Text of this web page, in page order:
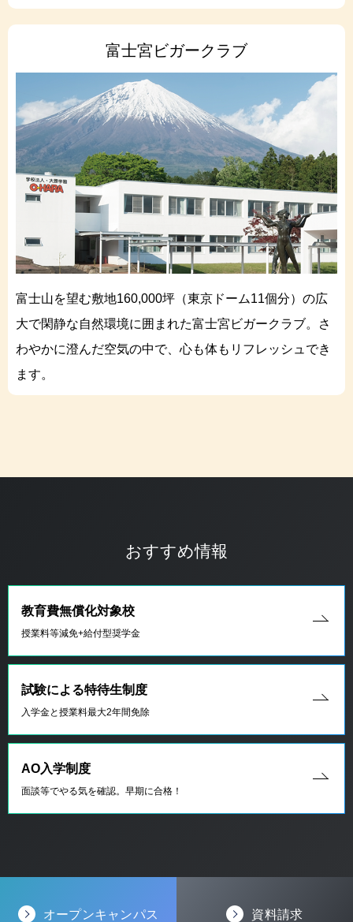
富士宮ビガークラブ
富士山を望む敷地160,000坪（東京ドーム11個分）の広
大で閑静な自然環境に囲まれた富士宮ビガークラブ。さ
わやかに澄んだ空気の中で、心も体もリフレッシュでき
ます。
おすすめ情報
教育費無償化対象校
授業料等減免+給付型奨学金
試験による特待生制度
入学金と授業料最大2年間免除
AO入学制度
面談等でやる気を確認。早期に合格！
オープンキャンパス 資料請求
ゲーム実習室
高性能な専用マシンを1人1台完備！
ゲーム開発を行うための専用ルームです。